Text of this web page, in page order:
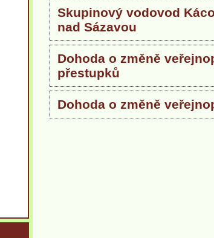
Skupinový vodovod
nad Sázavou
Dohoda o změně
přestupků
Dohoda o změně